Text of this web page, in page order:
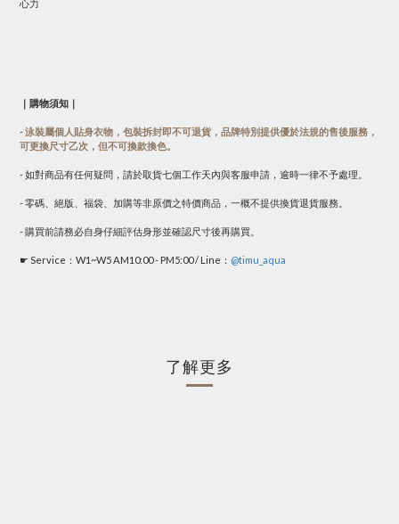
心力
｜購物須知｜
-泳裝屬個人貼身衣物，包裝拆封即不可退貨，品牌特別提供優於法規的售後服務，
可更換尺寸乙次，但不可換款換色。
- 如對商品有任何疑問，請於取貨七個工作天內與客服申請，逾時一律不予處理。
- 零碼、絕版、福袋、加購等非原價之特價商品，一概不提供換貨退貨服務。
- 購買前請務必自身仔細評估身形並確認尺寸後再購買。
☛ Service：W1~W5 AM10:00 - PM5:00 / Line： @timu_aqua
了解更多